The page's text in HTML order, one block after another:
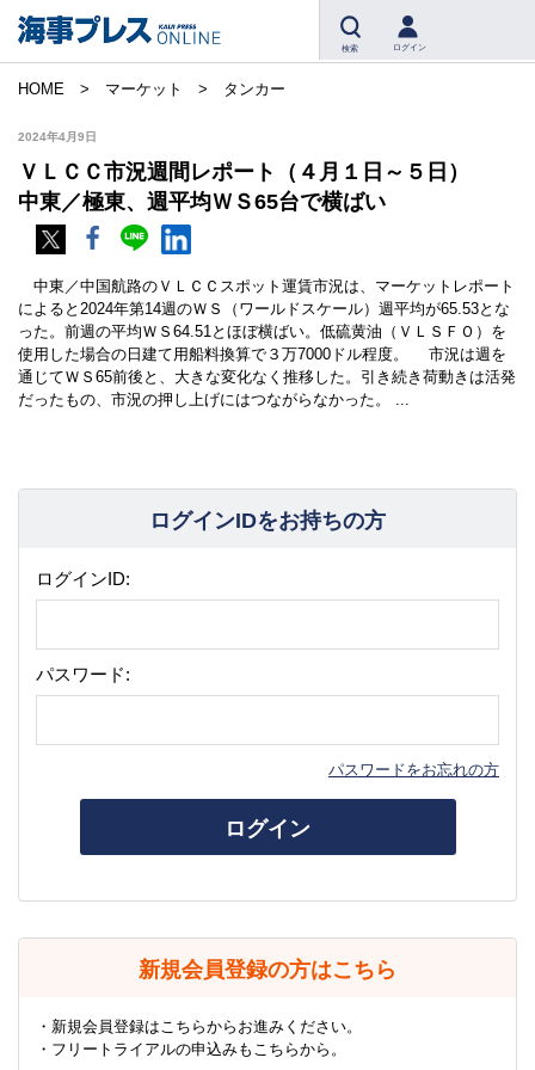
検索 ログイン
HOME マーケット タンカー
2024年4月9日
ＶＬＣＣ市況週間レポート（４月１日～５日）
中東／極東、週平均ＷＳ65台で横ばい
中東／中国航路のＶＬＣＣスポット運賃市況は、マーケットレポート
によると2024年第14週のＷＳ（ワールドスケール）週平均が65.53とな
った。前週の平均ＷＳ64.51とほぼ横ばい。低硫黄油（ＶＬＳＦＯ）を
使用した場合の日建て用船料換算で３万7000ドル程度。 市況は週を
通じてＷＳ65前後と、大きな変化なく推移した。引き続き荷動きは活発
だったもの、市況の押し上げにはつながらなかった。 ...
ログインIDをお持ちの方
ログインID:
パスワード:
パスワードをお忘れの方
ログイン
新規会員登録の方はこちら
・新規会員登録はこちらからお進みください。
・フリートライアルの申込みもこちらから。